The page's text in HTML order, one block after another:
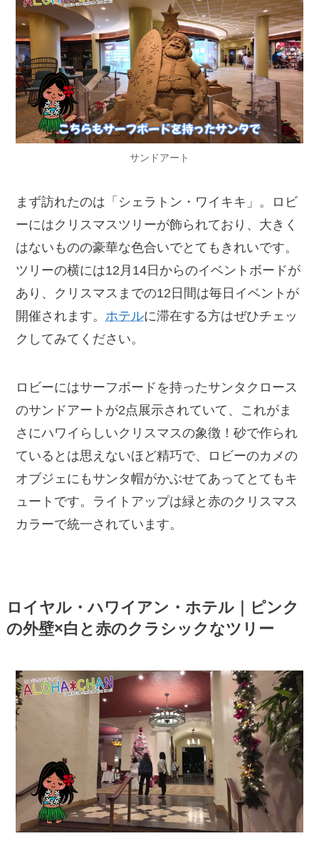
サンドアート
まず訪れたのは「シェラトン・ワイキキ」。ロビ
ーにはクリスマスツリーが飾られており、大きく
はないものの豪華な色合いでとてもきれいです。
ツリーの横には12月14日からのイベントボードが
あり、クリスマスまでの12日間は毎日イベントが
開催されます。ホテルに滞在する方はぜひチェッ
クしてみてください。
ロビーにはサーフボードを持ったサンタクロース
のサンドアートが2点展示されていて、これがま
さにハワイらしいクリスマスの象徴！砂で作られ
ているとは思えないほど精巧で、ロビーのカメの
オブジェにもサンタ帽がかぶせてあってとてもキ
ュートです。ライトアップは緑と赤のクリスマス
カラーで統一されています。
ロイヤル・ハワイアン・ホテル｜ピンク
の外壁×白と赤のクラシックなツリー